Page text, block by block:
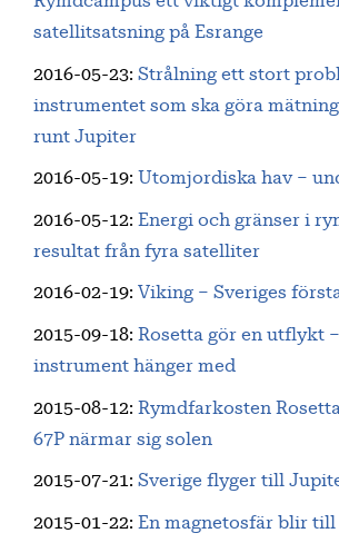
satellitsatsning på Esrange
2016-05-23: Strålning ett stort
instrumentet som ska göra
runt Jupiter
2016-05-19: Utomjordiska hav –
2016-05-12: Energi och gränser i
resultat från fyra satelliter
2016-02-19: Viking – Sveriges
2015-09-18: Rosetta gör en utflykt
instrument hänger med
2015-08-12: Rymdfarkosten
67P närmar sig solen
2015-07-21: Sverige flyger till
2015-01-22: En magnetosfär blir till